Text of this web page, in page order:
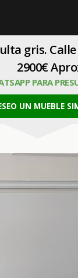
gris.
2900€
PARA
UN MUEBLE